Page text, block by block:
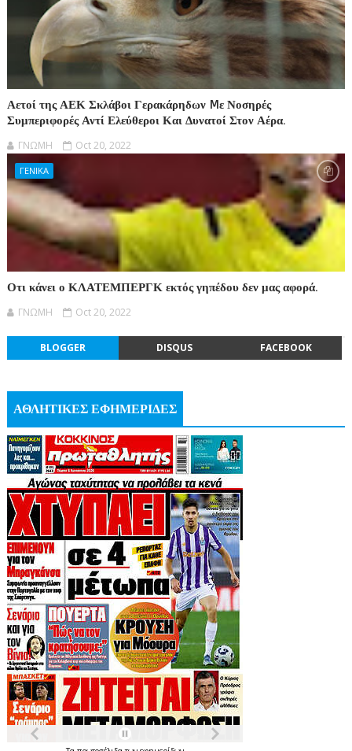
Αετοί της ΑΕΚ Σκλάβοι Γερακάρηδων Mε Νοσηρές
Συμπεριφορές Αντί Ελεύθεροι Και Δυνατοί Στον Αέρα.
ΓΝΩΜΗ Oct 20, 2022
ΓΕΝΙΚΑ
Οτι κάνει ο ΚΛΑΤΕΜΠΕΡΓΚ εκτός γηπέδου δεν μας αφορά.
ΓΝΩΜΗ Oct 20, 2022
BLOGGER DISQUS FACEBOOK
ΑΘΛΗΤΙΚΕΣ ΕΦΗΜΕΡΙΔΕΣ